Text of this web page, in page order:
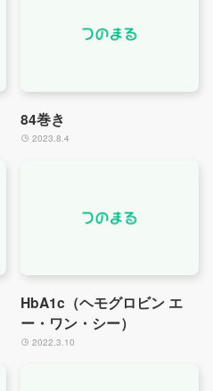
84巻き
2023.8.4
HbA1c（ヘモグロビン エ
ー・ワン・シー）
2022.3.10